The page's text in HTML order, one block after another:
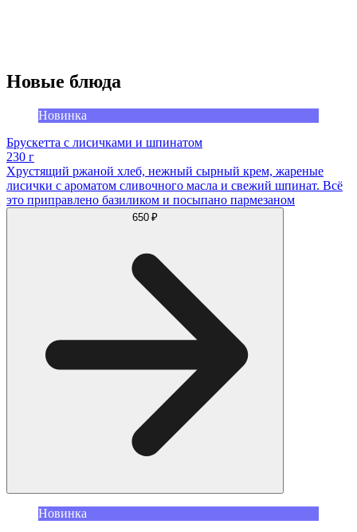
Новые блюда
Новинка
Брускетта с лисичками и шпинатом
230 г
Хрустящий ржаной хлеб, нежный сырный крем, жареные
лисички с ароматом сливочного масла и свежий шпинат. Всё
это приправлено базиликом и посыпано пармезаном
650 ₽
Новинка